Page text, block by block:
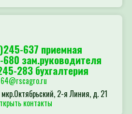
637 приемная
зам.руководителя
283 бухгалтерия
64@rscagro.ru
мкр.Октябрьский, 2-я Линия, д. 21
контакты